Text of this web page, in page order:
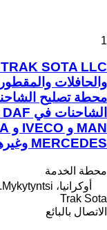
1
والحافلات
MERCEDES وغيرها
محطة الخدمة
أوكرانيا، m.Mykytyntsi
Trak Sota
الاتصال بالبائع